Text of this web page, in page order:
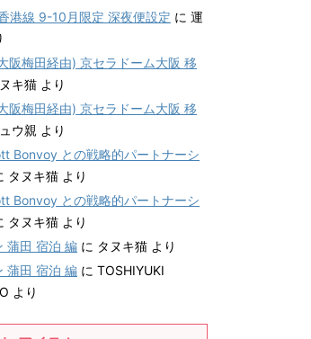
港線 9-10月限定 深夜便設定 に 運
阪梅田経由) 京セラドーム大阪 移
キ猫 より
阪梅田経由) 京セラドーム大阪 移
ウ親 より
Bonvoy との戦略的パートナーシ
タヌキ猫 より
Bonvoy との戦略的パートナーシ
タヌキ猫 より
蒲田 宿泊 編 に タヌキ猫 より
蒲田 宿泊 編 に TOSHIYUKI
より